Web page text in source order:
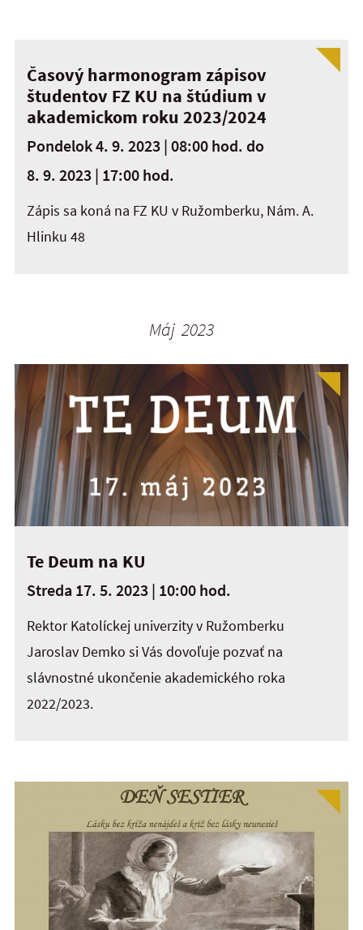
Časový harmonogram zápisov
študentov FZ KU na štúdium v
akademickom roku 2023/2024
Pondelok 4. 9. 2023 | 08:00 hod. do
8. 9. 2023 | 17:00 hod.
Zápis sa koná na FZ KU v Ružomberku, Nám. A.
Hlinku 48
Máj 2023
Te Deum na KU
Streda 17. 5. 2023 | 10:00 hod.
Rektor Katolíckej univerzity v Ružomberku
Jaroslav Demko si Vás dovoľuje pozvať na
slávnostné ukončenie akademického roka
2022/2023.